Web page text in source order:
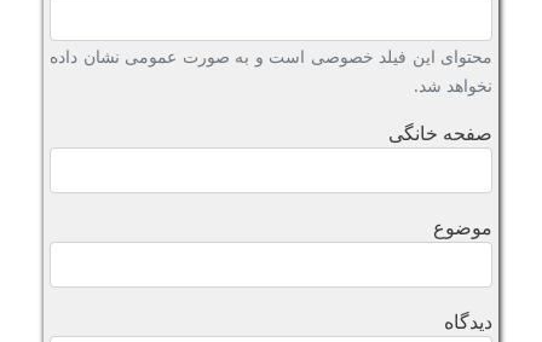
محتوای این فیلد خصوصی است و به صورت عمومی نشان داده
نخواهد شد.
صفحه خانگی
موضوع
دیدگاه